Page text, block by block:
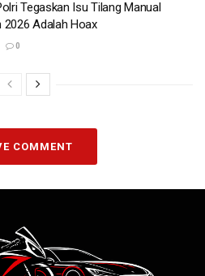
Tegaskan Isu Tilang Manual
2026 Adalah Hoax
0
COMMENT